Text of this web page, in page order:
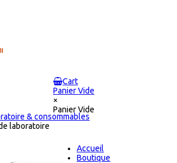
Cart
Panier Vide
×
Panier Vide
Accueil
Boutique
& consommables
laboratoire